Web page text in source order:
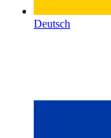
Deutsch